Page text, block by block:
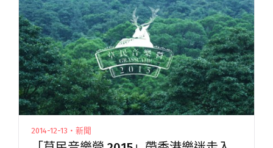
"親愛的年輕人呀，請在乎你手上的那一張票！
2019大團誕生年終票選開跑"
2014-12-13・新聞